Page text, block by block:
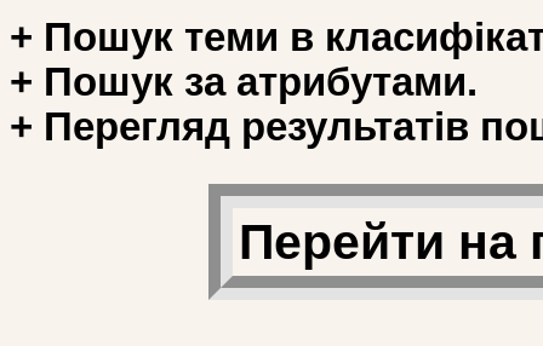
+ Пошук теми в
+ Пошук за атрибутами.
+ Перегляд результатів
Перейти на